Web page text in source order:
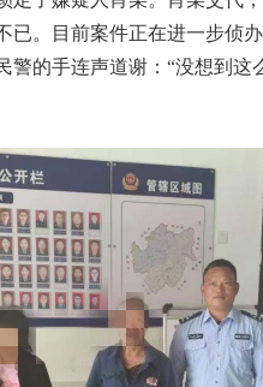
已。目前案件正在进一步侦
警的手连声道谢：“没想到这